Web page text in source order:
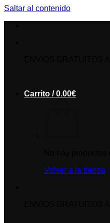
Saltar al contenido
Carrito /0.00€
Volver a la tienda